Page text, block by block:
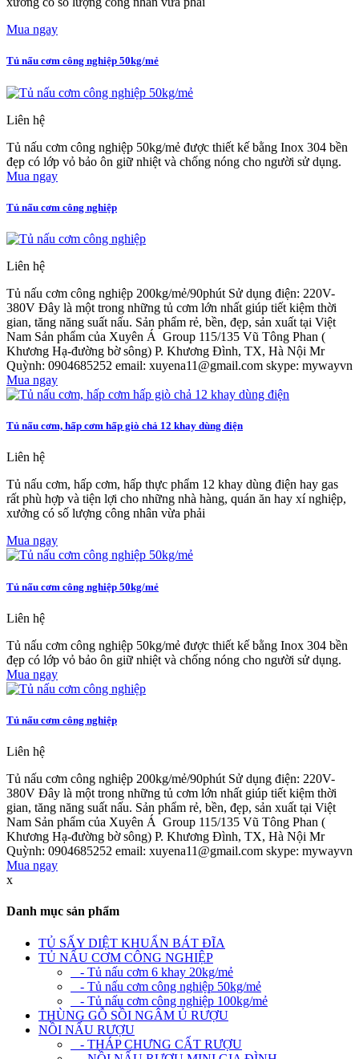
Mua ngay
Tủ nấu cơm công nghiệp 50kg/mẻ
Liên hệ
Tủ nấu cơm công nghiệp 50kg/mẻ được thiết kế bằng Inox 304 bền
đẹp có lớp vỏ bảo ôn giữ nhiệt và chống nóng cho người sử dụng.
Mua ngay
Tủ nấu cơm công nghiệp
Liên hệ
Tủ nấu cơm công nghiệp 200kg/mẻ/90phút Sử dụng điện: 220V-
380V Đây là một trong những tủ cơm lớn nhất giúp tiết kiệm thời
gian, tăng năng suất nấu. Sản phẩm rẻ, bền, đẹp, sản xuất tại Việt
Nam Sản phẩm của Xuyên Á Group 115/135 Vũ Tông Phan (
Khương Hạ-đường bờ sông) P. Khương Đình, TX, Hà Nội Mr
Quỳnh: 0904685252 email: xuyena11@gmail.com skype: mywayvn
Mua ngay
Tủ nấu cơm, hấp cơm hấp giò chả 12 khay dùng điện
Liên hệ
Tủ nấu cơm, hấp cơm, hấp thực phẩm 12 khay dùng điện hay gas
rất phù hợp và tiện lợi cho những nhà hàng, quán ăn hay xí nghiệp,
xưởng có số lượng công nhân vừa phải
Mua ngay
Tủ nấu cơm công nghiệp 50kg/mẻ
Liên hệ
Tủ nấu cơm công nghiệp 50kg/mẻ được thiết kế bằng Inox 304 bền
đẹp có lớp vỏ bảo ôn giữ nhiệt và chống nóng cho người sử dụng.
Mua ngay
Tủ nấu cơm công nghiệp
Liên hệ
Tủ nấu cơm công nghiệp 200kg/mẻ/90phút Sử dụng điện: 220V-
380V Đây là một trong những tủ cơm lớn nhất giúp tiết kiệm thời
gian, tăng năng suất nấu. Sản phẩm rẻ, bền, đẹp, sản xuất tại Việt
Nam Sản phẩm của Xuyên Á Group 115/135 Vũ Tông Phan (
Khương Hạ-đường bờ sông) P. Khương Đình, TX, Hà Nội Mr
Quỳnh: 0904685252 email: xuyena11@gmail.com skype: mywayvn
Mua ngay
x
Danh mục sản phẩm
TỦ SẤY DIỆT KHUẨN BÁT ĐĨA
TỦ NẤU CƠM CÔNG NGHIỆP
- Tủ nấu cơm 6 khay 20kg/mẻ
- Tủ nấu cơm công nghiệp 50kg/mẻ
- Tủ nấu cơm công nghiệp 100kg/mẻ
THÙNG GỖ SỒI NGÂM Ủ RƯỢU
NỒI NẤU RƯỢU
- THÁP CHƯNG CẤT RƯỢU